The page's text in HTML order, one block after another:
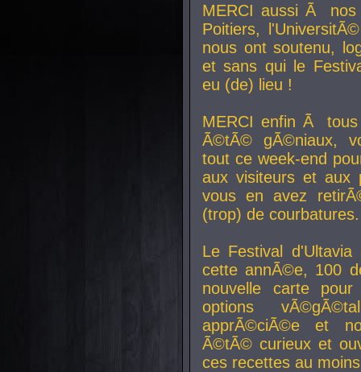
MERCI aussi Ã nos
Poitiers,
nous ont soutenu,
et sans qui le
eu (de) lieu !
MERCI enfin Ã
Ã©tÃ© gÃ©niaux,
tout ce week-end
aux visiteurs et aux
vous en avez
(trop) de courbatures.
Le Festival
cette annÃ©e, 100
nouvelle carte
options
apprÃ©ciÃ©e et
Ã©tÃ© curieux et
ces recettes au